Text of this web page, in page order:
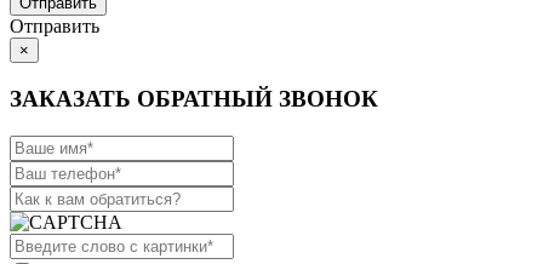
Отправить
×
ЗАКАЗАТЬ ОБРАТНЫЙ ЗВОНОК